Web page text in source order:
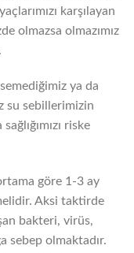
karşılayan
olmazsa olmazımız
ya da
su sebillerimizin
riske
göre 1-3 ay
Aksi taktirde
bakteri, virüs,
sebep olmaktadır.